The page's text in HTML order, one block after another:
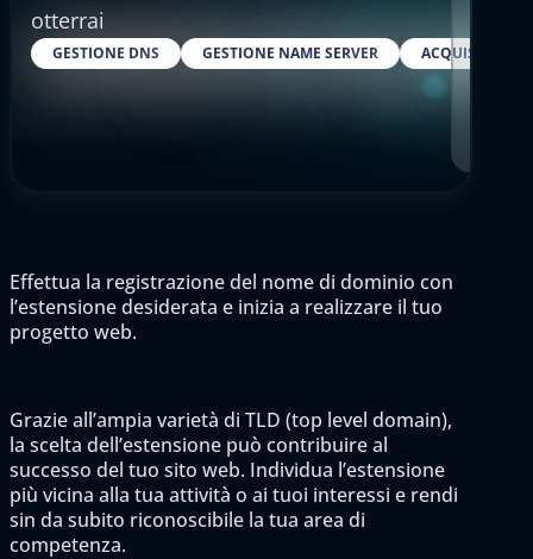
otterrai
GESTIONE DNS GESTIONE NAME SERVER ACQUISTARE
Effettua la registrazione del nome di dominio con
l’estensione desiderata e inizia a realizzare il tuo
progetto web.
Grazie all’ampia varietà di TLD (top level domain),
la scelta dell’estensione può contribuire al
successo del tuo sito web. Individua l’estensione
più vicina alla tua attività o ai tuoi interessi e rendi
sin da subito riconoscibile la tua area di
competenza.